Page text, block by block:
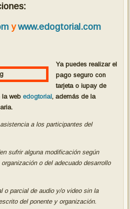
ywww.edogtorial.com
Ya puedes realizar el
pago seguro con
tarjeta o iupay de
la web edogtorial, además de la
a los participantes del
sufrir alguna modificación según
o del adecuado desarrollo
o parcial de audio y/o video sin la
del ponente y organización.